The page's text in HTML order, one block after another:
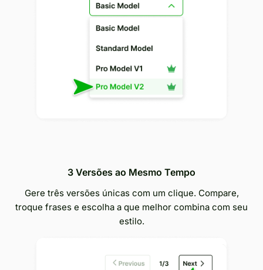
3 Versões ao Mesmo Tempo
Gere três versões únicas com um clique. Compare,
troque frases e escolha a que melhor combina com seu
estilo.